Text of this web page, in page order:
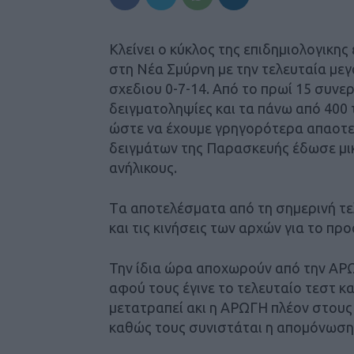
Κλείνει ο κύκλος της
στη Νέα Σμύρνη με την τελευταία
σχεδιου 0-7-14. Από το πρωί 15
δειγματοληψίες και τα πάνω από
ώστε να έχουμε γρηγορότερα
δειγμάτων της Παρασκευής έδωσε
ανήλικους.
Tα αποτελέσματα από τη σημερινή
και τις κινήσεις των αρχών για το
Την ίδια ώρα αποχωρούν από την
αφού τους έγινε το τελευταίο τεστ
μετατραπεί ακι η ΑΡΩΓΗ πλέον
καθώς τους συνιστάται η απομόνωση